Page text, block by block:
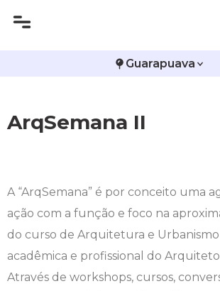
Guarapuava
ArqSemana II
A “ArqSemana” é por conceito uma
ação com a função e foco na
do curso de Arquitetura e Urbanismo
acadêmica e profissional do
Através de workshops, cursos,
Infraestrutura
Publicações Institucionais
Biomedicina
Direito
Enfermagem
Engenharia Agronômica
Atividades Complementares e Sociais
Calendário Acadêmico
Calendário de Provas
Carteirinha de Estudante
CPA
Comissão de Ética no Uso de Animais
Comitê de Ética em Pesquisa
Diploma Digital